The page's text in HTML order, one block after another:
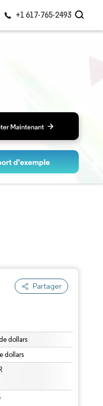
+1 617-765-2493
Partager
dollars
dollars